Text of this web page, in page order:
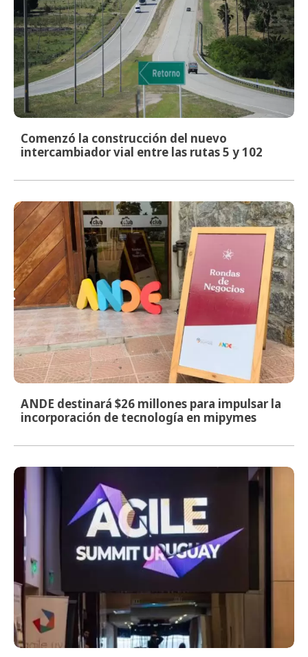
Comenzó la construcción del nuevo
intercambiador vial entre las rutas 5 y 102
ANDE destinará $26 millones para impulsar la
incorporación de tecnología en mipymes